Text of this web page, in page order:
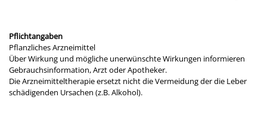
Pflichtangaben
Pflanzliches Arzneimittel
Über Wirkung und mögliche unerwünschte Wirkungen informieren
Gebrauchsinformation, Arzt oder Apotheker.
Die Arzneimitteltherapie ersetzt nicht die Vermeidung der die Leber
schädigenden Ursachen (z.B. Alkohol).